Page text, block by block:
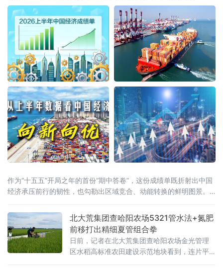
作为“十五五”开局之年的首份“期中答卷”，这份成绩单既折射出中国
经济承压前行的韧性，也勾勒出区域竞合、动能转换的鲜明图景。
示，上半年国内生产总值达69.6万亿元，同比增长4.7%。从增量
看，上半年GDP较去年同期增长3.6万亿元，为近五年
北大荒集团查哈阳农场5321管水法+氮肥
前移打出精细夏管组合拳
日前，记者在北大荒集团查哈阳农场金光管理
区水稻高标准农田建设示范地块看到，连片平